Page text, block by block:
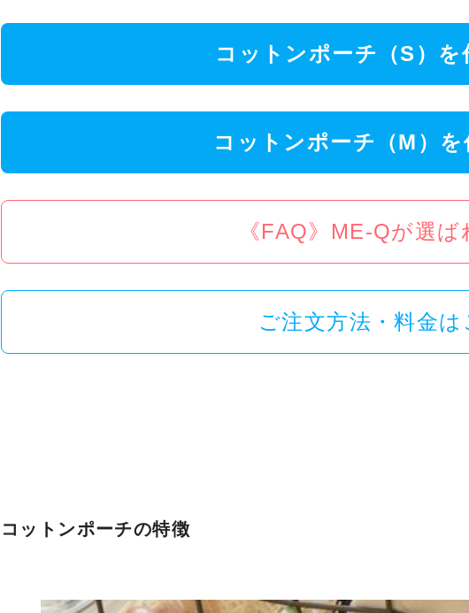
コットンポーチ（S）を
コットンポーチ（M）を
《FAQ》ME-Qが選
ご注文方法・料金
コットンポーチの特徴